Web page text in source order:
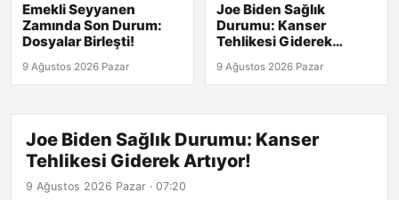
Emekli Seyyanen
Zamında Son Durum:
Dosyalar Birleşti!
9 Ağustos 2026 Pazar
Joe Biden Sağlık
Durumu: Kanser
Tehlikesi Giderek
9 Ağustos 2026 Pazar
Joe Biden Sağlık Durumu: Kanser
Tehlikesi Giderek Artıyor!
9 Ağustos 2026 Pazar · 07:20